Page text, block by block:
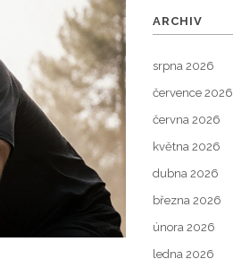
ARCHIV
srpna 2026
července 2026
června 2026
května 2026
dubna 2026
března 2026
února 2026
ledna 2026